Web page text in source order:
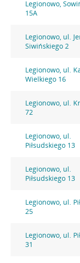
Legionowo,
15A
Legionowo, ul.
Siwińskiego 2
Legionowo, ul.
Wielkiego 16
Legionowo, ul.
72
Legionowo, ul.
Piłsudskiego 13
Legionowo, ul.
Piłsudskiego 13
Legionowo, ul.
25
Legionowo, ul.
31